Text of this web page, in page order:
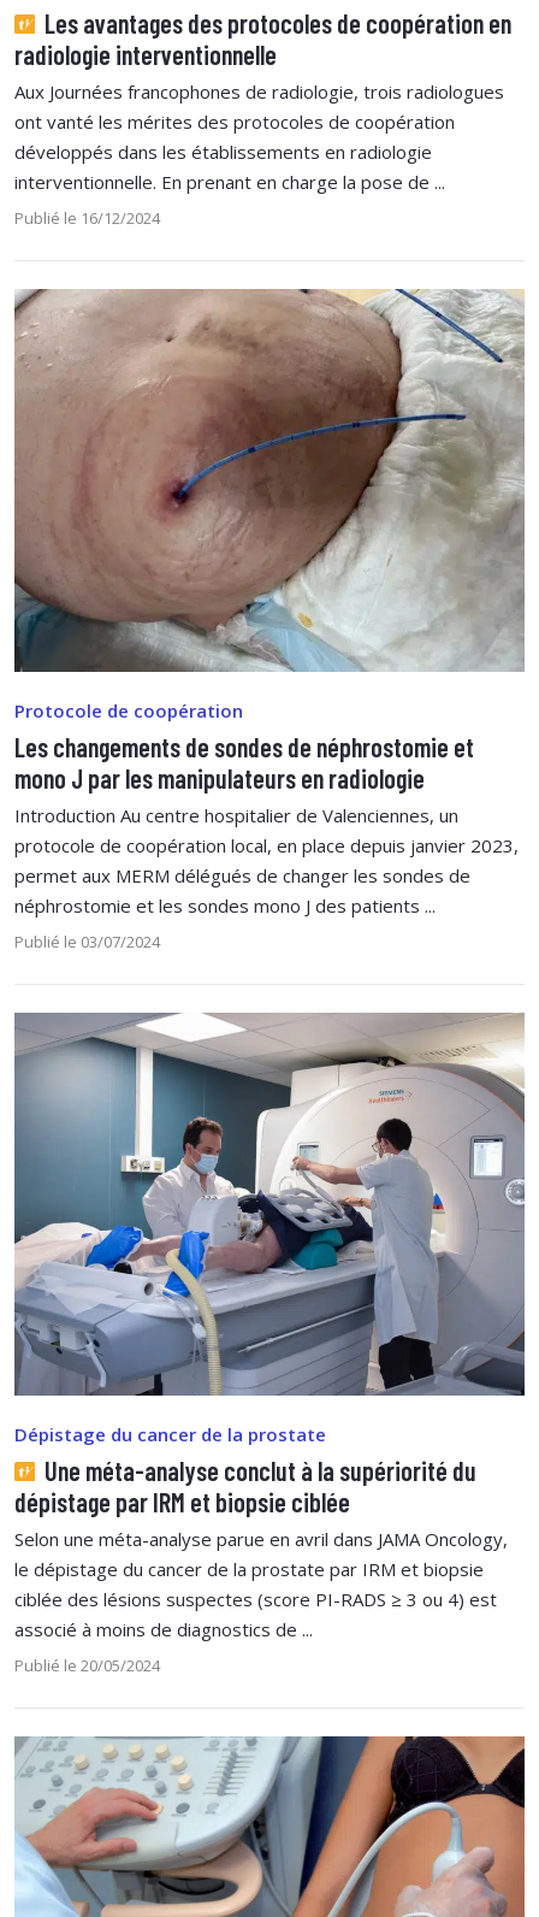
Les avantages des protocoles de coopération en
radiologie interventionnelle
Aux Journées francophones de radiologie, trois radiologues
ont vanté les mérites des protocoles de coopération
développés dans les établissements en radiologie
interventionnelle. En prenant en charge la pose de ...
Publié le 16/12/2024
Protocole de coopération
Les changements de sondes de néphrostomie et
mono J par les manipulateurs en radiologie
Introduction Au centre hospitalier de Valenciennes, un
protocole de coopération local, en place depuis janvier 2023,
permet aux MERM délégués de changer les sondes de
néphrostomie et les sondes mono J des patients ...
Publié le 03/07/2024
Dépistage du cancer de la prostate
Une méta-analyse conclut à la supériorité du
dépistage par IRM et biopsie ciblée
Selon une méta-analyse parue en avril dans JAMA Oncology,
le dépistage du cancer de la prostate par IRM et biopsie
ciblée des lésions suspectes (score PI-RADS ≥ 3 ou 4) est
associé à moins de diagnostics de ...
Publié le 20/05/2024